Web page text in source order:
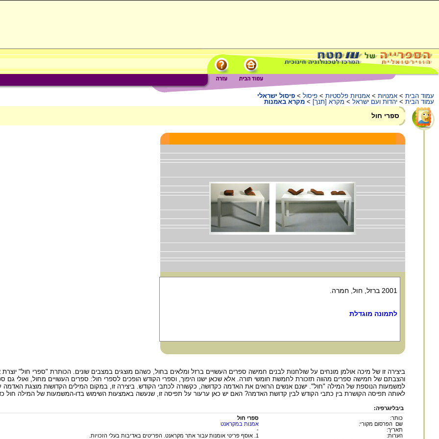
עמוד הבית > אמנויות > אמנויות פלסטיות > פיסול > פיסול ישראלי
עמוד הבית > יהדות ועם ישראל > מקרא [תנך] > מקרא באמנות
ספרי חול
2001 ברזל, חול, חמרה.
לתמונה מוגדלת
ביצירה זו של מיכה אולמן מונחים על שולחנות לבנים חמישה ספרים העשויים ברזל ומלאים בחול, כשהם מוצגים במצבים שונים. הכותרת "ספרי חול" יוצרת
והצבתם של חמישה ספרים מהווה תזכורת לחמשת חומשי תורה. אלא שכאן ישנו היפוך, וספרי הקודש הופכים לספרי חול: ספרים העשויים מחול, ואולי
למשמעות הנוספת של המילה "חול". ישנם אנשים הרואים את האדמה כקדושה, כקשורה לכתבי הקודש. ביצירה זו, במקום המילים הקדושות מוצגת האדמה
לאותה תפיסה הקושרת בין כתבי הקודש לבין קדושת האדמה? האם יש כאן ערעור על תפיסה זו, שנעשה באמצעות השימוש בדו-המשמעות של המילה חול
ביבליוגרפיה:
כותר:
ספרי חול
שם הפרסום מקורי:
אמנות במקראנט
תאריך:
-
הערות:
1. אוסף פריטי אומנות עבור אתר מקראנט. הפריטים באדיבות בעלי הזכויות.